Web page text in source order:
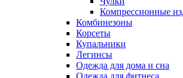
Компрессионные
Комбинезоны
Корсеты
Купальники
Легинсы
Одежда для дома и сна
Одежда для фитнеса